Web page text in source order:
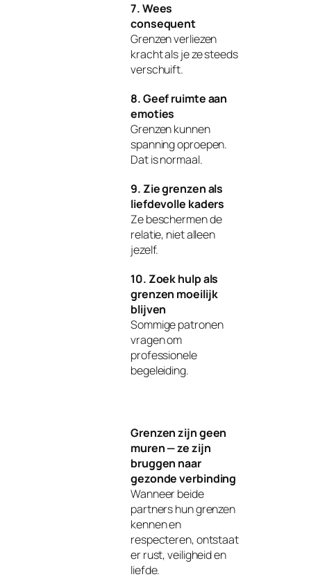
7. Wees
consequent
Grenzen verliezen
kracht als je ze steeds
verschuift.
8. Geef ruimte aan
emoties
Grenzen kunnen
spanning oproepen.
Dat is normaal.
9. Zie grenzen als
liefdevolle kaders
Ze beschermen de
relatie, niet alleen
jezelf.
10. Zoek hulp als
grenzen moeilijk
blijven
Sommige patronen
vragen om
professionele
begeleiding.
Grenzen zijn geen
muren — ze zijn
bruggen naar
gezonde verbinding
Wanneer beide
partners hun grenzen
kennen en
respecteren, ontstaat
er rust, veiligheid en
liefde.